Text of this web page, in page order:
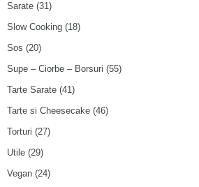
Sarate (31)
Slow Cooking (18)
Sos (20)
Supe – Ciorbe – Borsuri (55)
Tarte Sarate (41)
Tarte si Cheesecake (46)
Torturi (27)
Utile (29)
Vegan (24)